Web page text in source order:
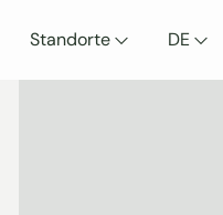
Standorte DE